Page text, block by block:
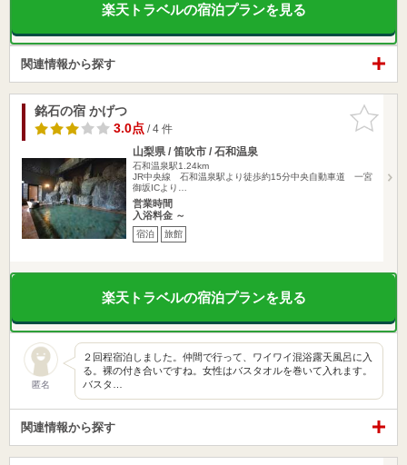
楽天トラベルの宿泊プランを見る
関連情報から探す
お気に入
りに追加
銘石の宿 かげつ
3.0点/ 4 件
山梨県 / 笛吹市 / 石和温泉
石和温泉駅1.24km
JR中央線 石和温泉駅より徒歩約15分中央自動車道 一宮
御坂ICより…
営業時間
入浴料金 ～
宿泊 旅館
楽天トラベルの宿泊プランを見る
匿名
２回程宿泊しました。仲間で行って、ワイワイ混浴露天風呂に入
る。裸の付き合いですね。女性はバスタオルを巻いて入れます。
バスタ…
関連情報から探す